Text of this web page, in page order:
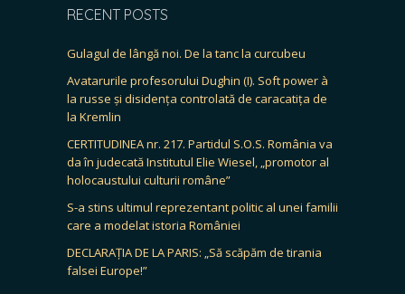
RECENT POSTS
Gulagul de lângă noi. De la tanc la curcubeu
Avatarurile profesorului Dughin (I). Soft power à
la russe și disidența controlată de caracatița de
la Kremlin
CERTITUDINEA nr. 217. Partidul S.O.S. România va
da în judecată Institutul Elie Wiesel, „promotor al
holocaustului culturii române”
S-a stins ultimul reprezentant politic al unei familii
care a modelat istoria României
DECLARAȚIA DE LA PARIS: „Să scăpăm de tirania
falsei Europe!”